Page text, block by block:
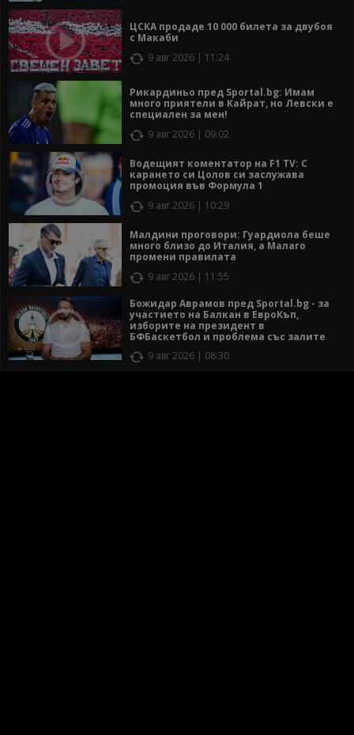
ЦСКА продаде 10 000 билета за двубоя
с Макаби
9 авг 2026 | 11:24
Рикардиньо пред Sportal.bg: Имам
много приятели в Кайрат, но Левски е
специален за мен!
9 авг 2026 | 09:02
Водещият коментатор на F1 TV: С
карането си Цолов си заслужава
промоция във Формула 1
9 авг 2026 | 10:29
Малдини проговори: Гуардиола беше
много близо до Италия, а Малаго
промени правилата
9 авг 2026 | 11:55
Божидар Аврамов пред Sportal.bg - за
участието на Балкан в ЕвроКъп,
изборите на президент в
БФБаскетбол и проблема със залите
9 авг 2026 | 08:30